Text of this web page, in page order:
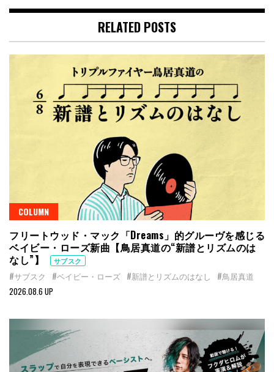
RELATED POSTS
COLUMN
フリートウッド・マック「Dreams」的グルーヴを感じる
ベイビー・ローズ新曲【鳥居真道の“新譜とリズムのは
なし”】
サブスク
#サブスク #ベイビー・ローズ #新譜とリズムのはなし
#鳥居真道
2026.08.6 UP